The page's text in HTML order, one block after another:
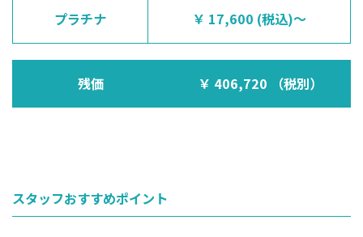
プラチナ 17,600
残価 406,720 （税別）
スタッフおすすめポイント